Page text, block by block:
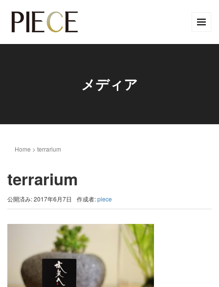
メディア
Home > terrarium
terrarium
公開済み: 2017年6月7日 作成者:piece